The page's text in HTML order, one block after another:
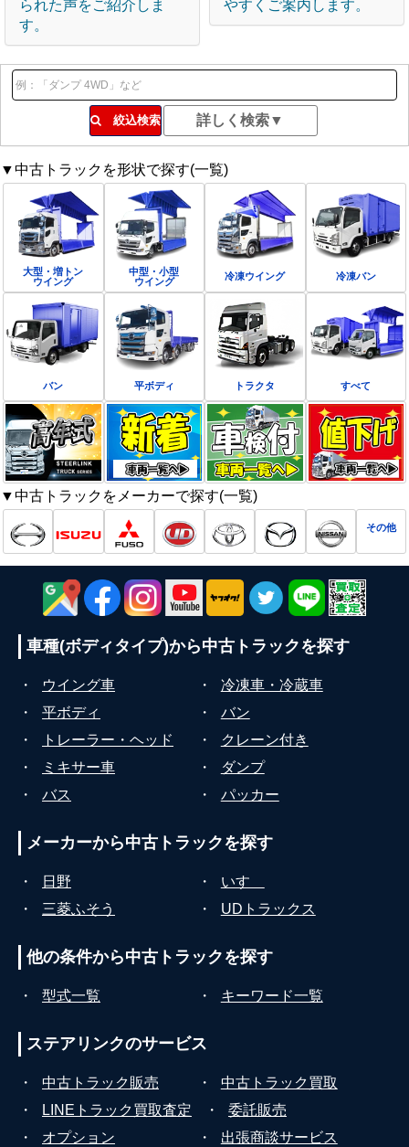
られた声をご紹介しま
す。
やすくご案内します。
絞込検索
▼中古トラックを形状で探す(一覧)
大型・増トン
ウイング
中型・小型
ウイング
冷凍ウイング 冷凍バン
バン 平ボディ トラクタ すべて
▼中古トラックをメーカーで探す(一覧)
その他
車種(ボディタイプ)から中古トラックを探す
・ ウイング車 ・
冷凍車・冷蔵車
・
平ボディ ・
バン
・
トレーラー・ヘッド ・
クレーン付き
・
ミキサー車 ・
ダンプ
・
バス ・ パッカー
メーカーから中古トラックを探す
・ 日野 ・
いすゞ
・
三菱ふそう ・ UDトラックス
他の条件から中古トラックを探す
・ 型式一覧 ・ キーワード一覧
ステアリンクのサービス
・ 中古トラック販売 ・
中古トラック買取
・
LINEトラック買取査定 ・
委託販売
・
オプション ・ 出張商談サービス